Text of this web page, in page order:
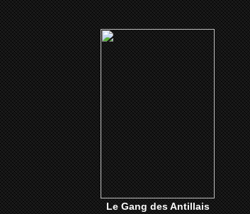
(2016)
Le Gang des Antillais
CLICK ME
Le Gang des Antillais